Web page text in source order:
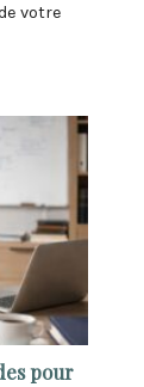
votre
pour